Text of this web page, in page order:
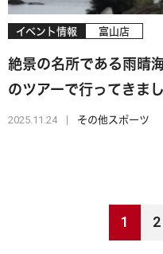
イベント情報 富山店
絶景の名所である雨晴
のツアーで行ってきま
2025.11.24 その他スポーツ
1 2